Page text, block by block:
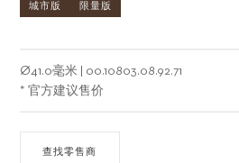
城市版 限量版
Ø41.0毫米
00.10803.08.92.71
* 官方建议售价
查找零售商